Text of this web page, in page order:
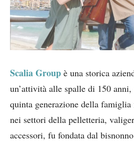
Scalia Group è una storica
un’attività alle spalle di 150
quinta generazione della
nei settori della pelletteria,
accessori, fu fondata dal